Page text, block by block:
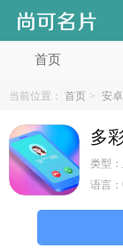
首页
当前位置： 首页 > 安
多
类型：
语言：